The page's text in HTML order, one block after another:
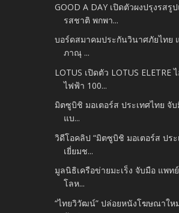
GOOD A DAY เปิดตัวผงปรุงรสรู
รสชาติ พกพา...
บอร์ดสมาคมประกันวินาศภัยไทย
ภาณุ ...
LOTUS เปิดตัว LOTUS ELETRE
ไฟฟ้า 100...
มิตซูบิชิ มอเตอร์ส ประเทศไทย จั
แบ...
วิดีโอคลิป “มิตซูบิชิ มอเตอร์ส ประ
เยี่ยมช...
มูลนิธิเครือข่ายมะเร็ง จับมือ แพท
โลห...
“ไทยวิวัฒน์” ปล่อยหนังโฆษณาให